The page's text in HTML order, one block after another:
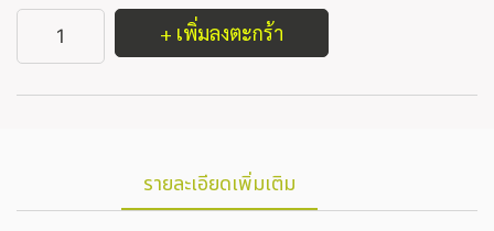
+ เพิ่มลงตะกร้า
รายละเอียดเพิ่มเติม